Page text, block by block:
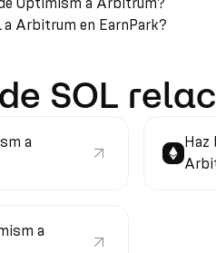
a Arbitrum en EarnPark?
SOL
a
Haz
a